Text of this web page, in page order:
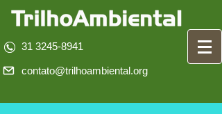
31 3245-8941
contato@trilhoambiental.org